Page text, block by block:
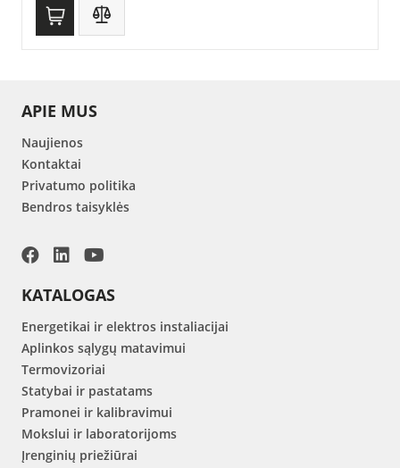
APIE MUS
Naujienos
Kontaktai
Privatumo politika
Bendros taisyklės
KATALOGAS
Energetikai ir elektros instaliacijai
Aplinkos sąlygų matavimui
Termovizoriai
Statybai ir pastatams
Pramonei ir kalibravimui
Mokslui ir laboratorijoms
Įrenginių priežiūrai